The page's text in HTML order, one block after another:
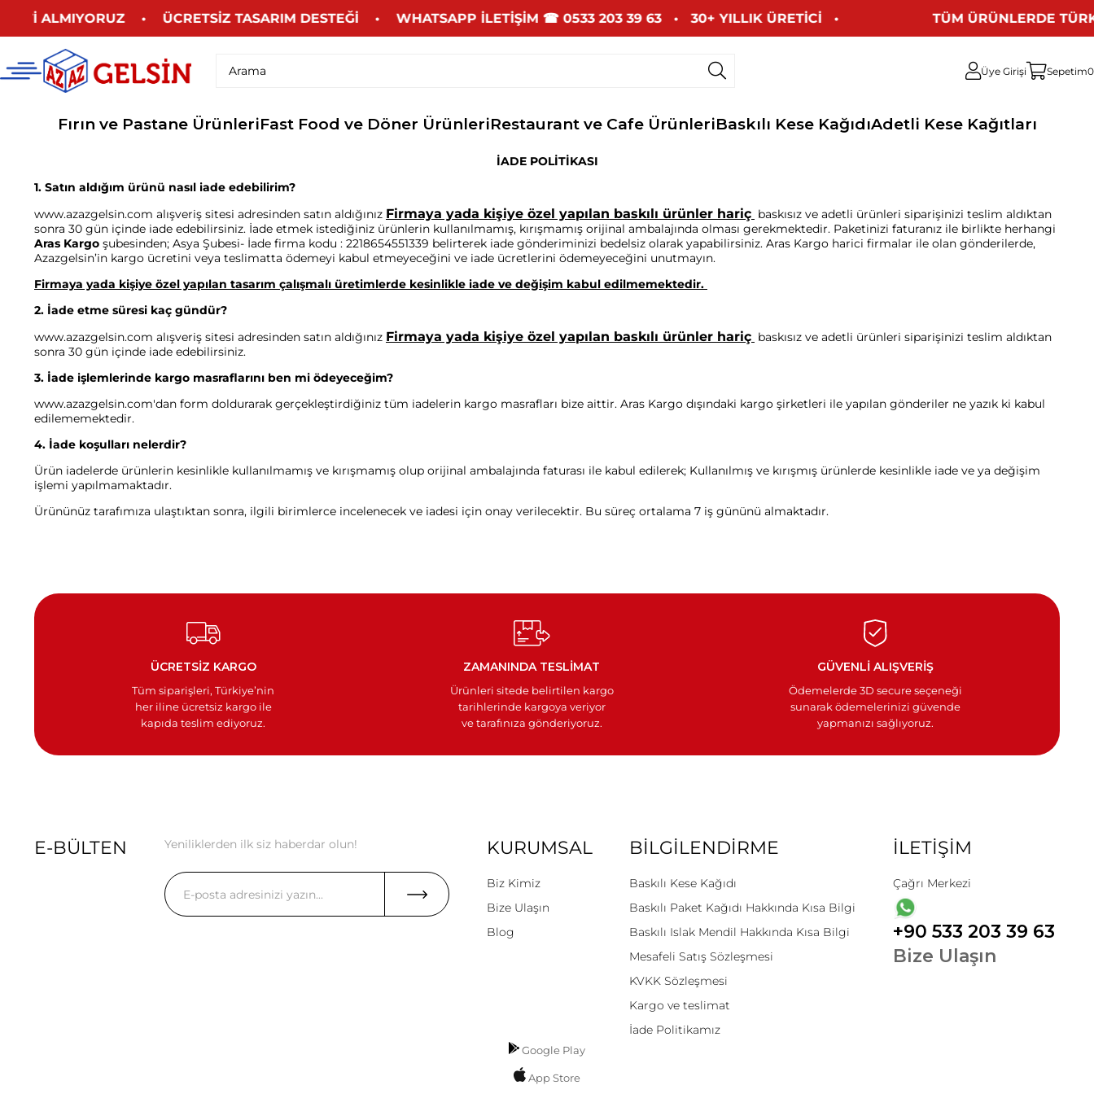
ALMIYORUZ • ÜCRETSİZ TASARIM DESTEĞİ • WHATSAPP İLETİŞİM☎ 0533 203 39 63 • 30+ YILLIK ÜRETİCİ   • TÜM ÜRÜNLERDE
Üye Girişi Sepetim0
Fırın ve Pastane ÜrünleriFast Food ve Döner ÜrünleriRestaurant ve Cafe ÜrünleriBaskılı Kese KağıdıAdetli Kese Kağıtları
İADE POLİTİKASI
1. Satın aldığım ürünü nasıl iade edebilirim?
www.azazgelsin.com alışveriş sitesi adresinden satın aldığınız Firmaya yada kişiye özel yapılan baskılı ürünler hariç baskısız ve adetli ürünleri siparişinizi teslim aldıktan
sonra 30 gün içinde iade edebilirsiniz. İade etmek istediğiniz ürünlerin kullanılmamış, kırışmamış orijinal ambalajında olması gerekmektedir. Paketinizi faturanız ile birlikte herhangi
Aras Kargo şubesinden; Asya Şubesi- İade firma kodu : 2218654551339 belirterek iade gönderiminizi bedelsiz olarak yapabilirsiniz. Aras Kargo harici firmalar ile olan gönderilerde,
Azazgelsin’in kargo ücretini veya teslimatta ödemeyi kabul etmeyeceğini ve iade ücretlerini ödemeyeceğini unutmayın.
Firmaya yada kişiye özel yapılan tasarım çalışmalı üretimlerde kesinlikle iade ve değişim kabul edilmemektedir.
2. İade etme süresi kaç gündür?
www.azazgelsin.com alışveriş sitesi adresinden satın aldığınız Firmaya yada kişiye özel yapılan baskılı ürünler hariç baskısız ve adetli ürünleri siparişinizi teslim aldıktan
sonra 30 gün içinde iade edebilirsiniz.
3. İade işlemlerinde kargo masraflarını ben mi ödeyeceğim?
www.azazgelsin.com'dan form doldurarak gerçekleştirdiğiniz tüm iadelerin kargo masrafları bize aittir. Aras Kargo dışındaki kargo şirketleri ile yapılan gönderiler ne yazık ki kabul
edilememektedir.
4. İade koşulları nelerdir?
Ürün iadelerde ürünlerin kesinlikle kullanılmamış ve kırışmamış olup orijinal ambalajında faturası ile kabul edilerek; Kullanılmış ve kırışmış ürünlerde kesinlikle iade ve ya değişim
işlemi yapılmamaktadır.
Ürününüz tarafımıza ulaştıktan sonra, ilgili birimlerce incelenecek ve iadesi için onay verilecektir. Bu süreç ortalama 7 iş gününü almaktadır.
ÜCRETSİZ KARGO
Tüm siparişleri, Türkiye’nin
her iline ücretsiz kargo ile
kapıda teslim ediyoruz.
ZAMANINDA TESLİMAT
Ürünleri sitede belirtilen kargo
tarihlerinde kargoya veriyor
ve tarafınıza gönderiyoruz.
GÜVENLİ ALIŞVERİŞ
Ödemelerde 3D secure seçeneği
sunarak ödemelerinizi güvende
yapmanızı sağlıyoruz.
E-BÜLTEN Yeniliklerden ilk siz haberdar olun! KURUMSAL
Biz Kimiz
Bize Ulaşın
Blog
BİLGİLENDİRME
Baskılı Kese Kağıdı
Baskılı Paket Kağıdı Hakkında Kısa Bilgi
Baskılı Islak Mendil Hakkında Kısa Bilgi
Mesafeli Satış Sözleşmesi
KVKK Sözleşmesi
Kargo ve teslimat
İade Politikamız
İLETİŞİM
Çağrı Merkezi
+90 533 203 39 63
Bize Ulaşın
Google Play
App Store